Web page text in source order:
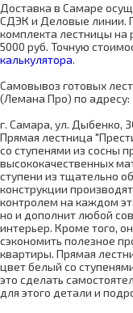
Доставка в Самаре
СДЭК и Деловые линии.
комплекта лестницы на
5000 руб. Точную
калькулятора.
Самовывоз готовых
(Лемана Про) по адресу:
г. Самара, ул. Дыбенко,
Прямая лестница
со ступенями из сосны
высококачественных
ступени из тщательно
конструкции
контролем на каждом
но и дополнит любой
интерьер. Кроме того,
сэкономить полезное
квартиры. Прямая
цвет белый со
это сделать
для этого детали и